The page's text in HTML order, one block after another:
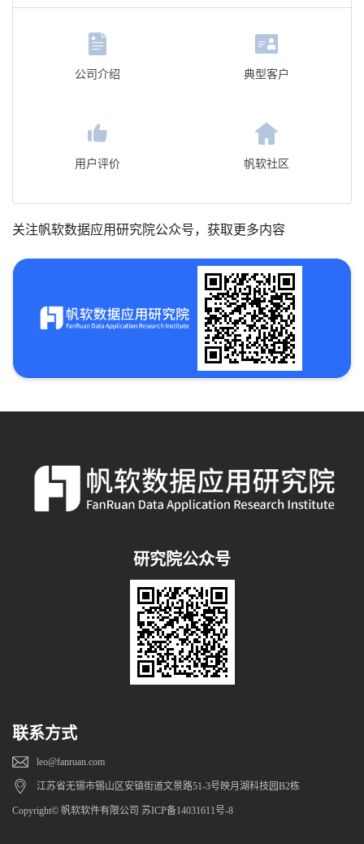
公司介绍 典型客户
用户评价 帆软社区
关注帆软数据应用研究院公众号，获取更多内容
研究院公众号
联系方式
leo@fanruan.com
江苏省无锡市锡山区安镇街道文景路51-3号映月湖科技园B2栋
Copyright© 帆软软件有限公司 苏ICP备14031611号-8